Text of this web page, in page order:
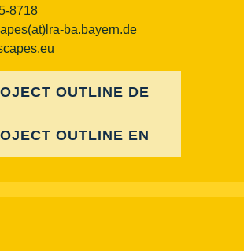
8718
ba.bayern.de
OUTLINE DE
OUTLINE EN